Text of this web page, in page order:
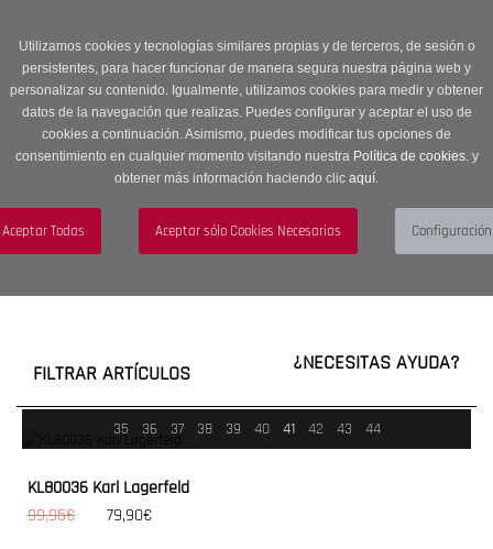
Utilizamos cookies y tecnologías similares propias y de terceros, de sesión o
persistentes, para hacer funcionar de manera segura nuestra página web y
personalizar su contenido. Igualmente, utilizamos cookies para medir y obtener
datos de la navegación que realizas. Puedes configurar y aceptar el uso de
cookies a continuación. Asimismo, puedes modificar tus opciones de
consentimiento en cualquier momento visitando nuestra Política de cookies.y
obtener más información haciendo clic aquí.
descuento en Sección OUTLET con código OUTLET20
navigation
Menú
FILTRAR ARTÍCULOS ¿NECESITAS AYUDA?
35 36 37 38 39 40 41 42 43 44
KL80036 Karl Lagerfeld
99,95€
79,90€